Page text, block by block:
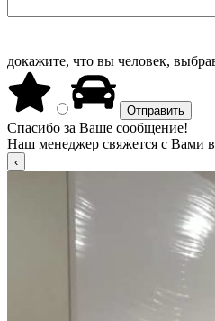
докажите, что вы человек,
Спасибо за Ваше сообщение!
Наш менеджер свяжется с Вами